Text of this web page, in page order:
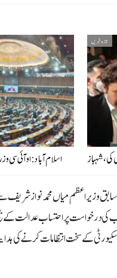
اسلام آباد: او آئی
تازہ خبریں
کی، شہباز
کی درخواست پر احتساب عدالت کے
کے سخت انتظامات کرنے کی